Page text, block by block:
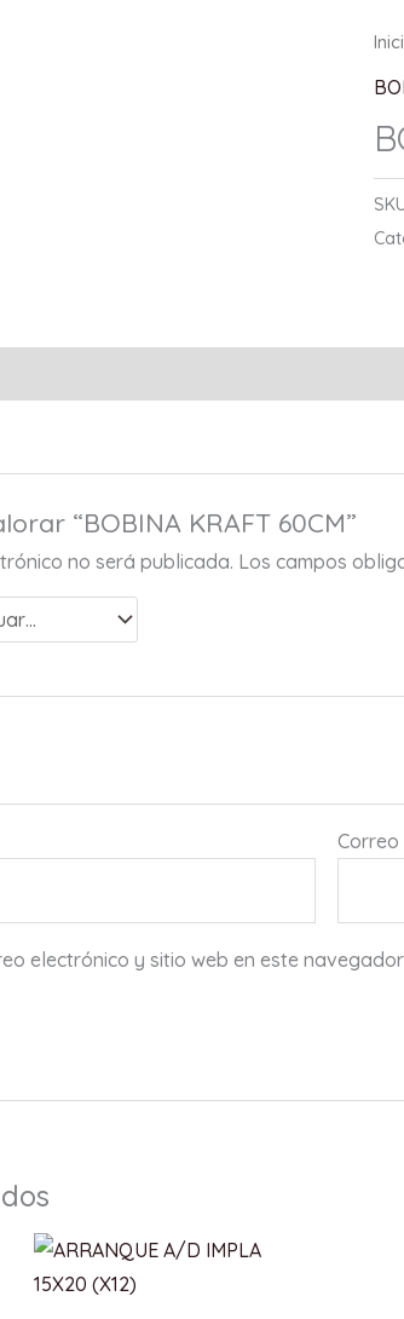
“BOBINA KRAFT 60CM”
no será publicada. Los campos
electrónico y sitio web en este